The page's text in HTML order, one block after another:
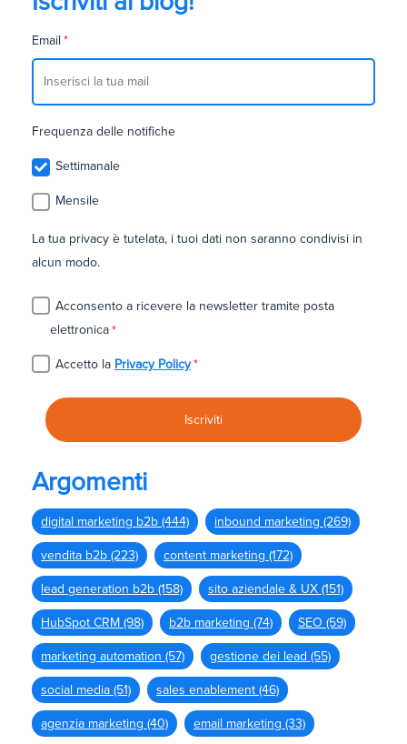
Email *
Frequenza delle notifiche
Settimanale
Mensile
La tua privacy è tutelata, i tuoi dati non saranno condivisi in
alcun modo.
Acconsento a ricevere la newsletter tramite posta
elettronica*
Accetto la Privacy Policy *
Argomenti
digital marketing b2b (444) inbound marketing (269)
vendita b2b (223) content marketing (172)
lead generation b2b (158) sito aziendale & UX (151)
HubSpot CRM (98) b2b marketing (74) SEO (59)
marketing automation (57) gestione dei lead (55)
social media (51) sales enablement (46)
agenzia marketing (40) email marketing (33)